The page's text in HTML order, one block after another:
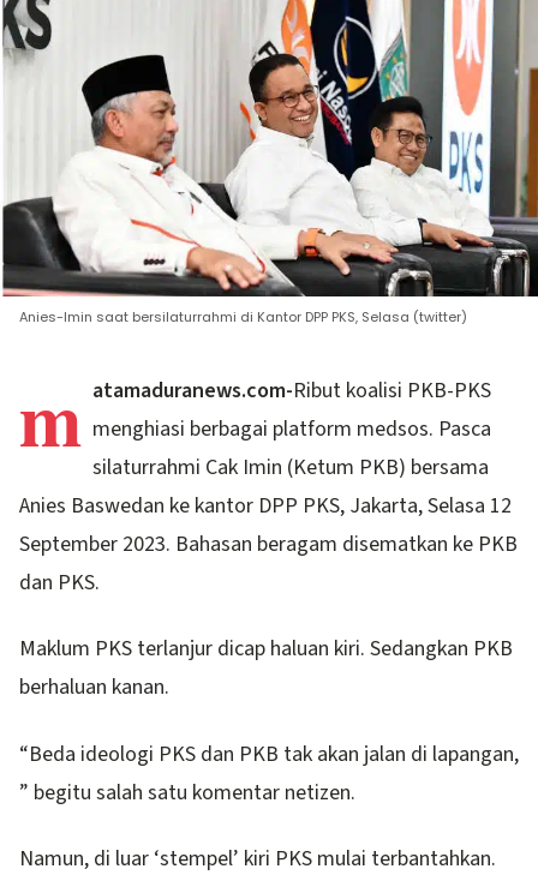
Anies-Imin saat bersilaturrahmi di Kantor DPP PKS, Selasa (twitter)
m atamaduranews.com-Ribut koalisi PKB-PKS
menghiasi berbagai platform medsos. Pasca
silaturrahmi Cak Imin (Ketum PKB) bersama
Anies Baswedan ke kantor DPP PKS, Jakarta, Selasa 12
September 2023. Bahasan beragam disematkan ke PKB
dan PKS.
Maklum PKS terlanjur dicap haluan kiri. Sedangkan PKB
berhaluan kanan.
“Beda ideologi PKS dan PKB tak akan jalan di lapangan,
” begitu salah satu komentar netizen.
Namun, di luar ‘stempel’ kiri PKS mulai terbantahkan.